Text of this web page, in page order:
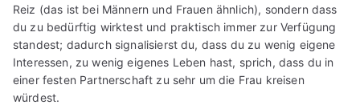
Reiz (das ist bei Männern und Frauen ähnlich), sondern dass
du zu bedürftig wirktest und praktisch immer zur Verfügung
standest; dadurch signalisierst du, dass du zu wenig eigene
Interessen, zu wenig eigenes Leben hast, sprich, dass du in
einer festen Partnerschaft zu sehr um die Frau kreisen
würdest.